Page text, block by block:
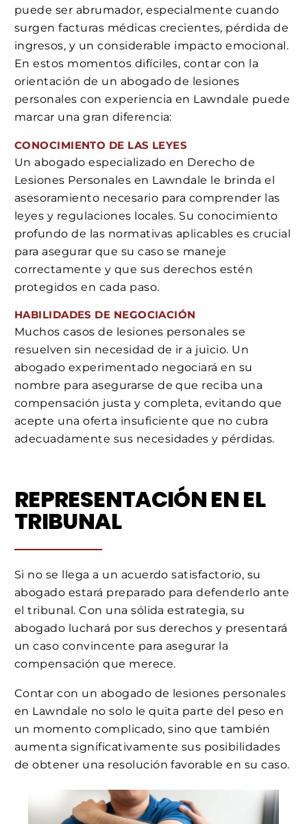
puede ser abrumador, especialmente cuando
surgen facturas médicas crecientes, pérdida de
ingresos, y un considerable impacto emocional.
En estos momentos difíciles, contar con la
orientación de un abogado de lesiones
personales con experiencia en Lawndale puede
marcar una gran diferencia:
CONOCIMIENTO DE LAS LEYES
Un abogado especializado en Derecho de
Lesiones Personales en Lawndale le brinda el
asesoramiento necesario para comprender las
leyes y regulaciones locales. Su conocimiento
profundo de las normativas aplicables es crucial
para asegurar que su caso se maneje
correctamente y que sus derechos estén
protegidos en cada paso.
HABILIDADES DE NEGOCIACIÓN
Muchos casos de lesiones personales se
resuelven sin necesidad de ir a juicio. Un
abogado experimentado negociará en su
nombre para asegurarse de que reciba una
compensación justa y completa, evitando que
acepte una oferta insuficiente que no cubra
adecuadamente sus necesidades y pérdidas.
REPRESENTACIÓN EN EL
TRIBUNAL
Si no se llega a un acuerdo satisfactorio, su
abogado estará preparado para defenderlo ante
el tribunal. Con una sólida estrategia, su
abogado luchará por sus derechos y presentará
un caso convincente para asegurar la
compensación que merece.
Contar con un abogado de lesiones personales
en Lawndale no solo le quita parte del peso en
un momento complicado, sino que también
aumenta significativamente sus posibilidades
de obtener una resolución favorable en su caso.